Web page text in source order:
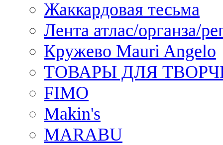
Жаккардовая тесьма
Лента атлас/органза/
Кружево Mauri Angelo
ТОВАРЫ ДЛЯ
FIMO
Makin's
MARABU